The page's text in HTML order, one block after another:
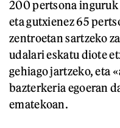
200 pertsona inguruk
eta gutxienez 65
zentroetan sartzeko
udalari eskatu diote
gehiago jartzeko, eta
bazterkeria egoeran
ematekoan.